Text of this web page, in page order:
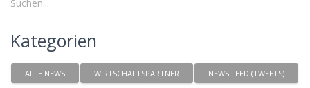
Kategorien
ALLE NEWS WIRTSCHAFTSPARTNER NEWS FEED (TWEETS)